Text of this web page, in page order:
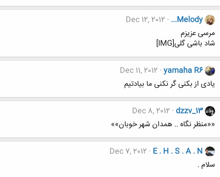
...Melody
Dec 12, 2012
مرسی عزیزم
شاد باشی گلی[IMG]
yamaha R6
Dec 11, 2012
یادی از بکنی گر نکنی ما بیادتیم
dzzv_13
Dec 8, 2012
««منظر نگاه .. همدان شهر خوبان»»
E . H . S . A . N
Dec 7, 2012
سلام .